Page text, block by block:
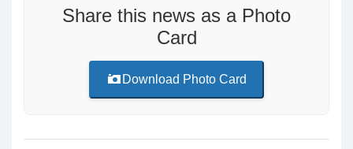
Share this news as a Photo
Card
Download Photo Card